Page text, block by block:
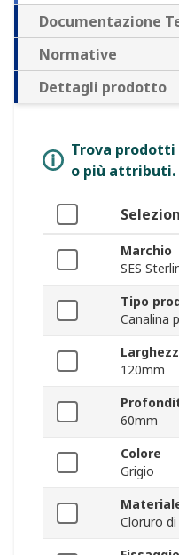
Documentazione
Normative
Dettagli prodotto
Trova prodotti
o più attributi.
Marchio
SES
Tipo
Canalina
120mm
60mm
Colore
Grigio
Cloruro